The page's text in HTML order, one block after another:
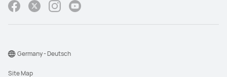
Site Map
Germany - Deutsch